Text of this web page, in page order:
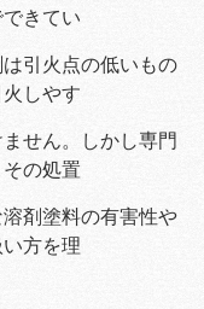
きてい
引火点の低いもの
しやす
せん。しかし専門
の処置
剤塗料の有害性や
方を理